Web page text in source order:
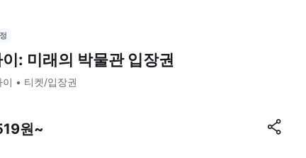
: 미래의 박물관 입장권
이 티켓/입장권
원~